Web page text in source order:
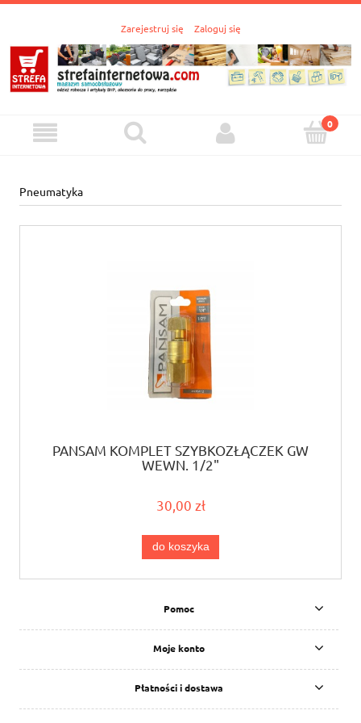
Zarejestruj się Zaloguj się
Pneumatyka
PANSAM KOMPLET SZYBKOZŁĄCZEK GW
WEWN. 1/2"
30,00 zł
do koszyka
Pomoc
Moje konto
Płatności i dostawa